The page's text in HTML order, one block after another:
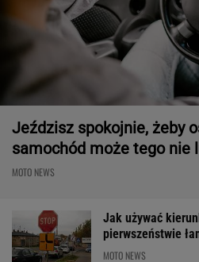
Jeździsz spokojnie, żeby
samochód może tego nie
MOTO NEWS
Jak używać
pierwszeństwie
MOTO NEWS